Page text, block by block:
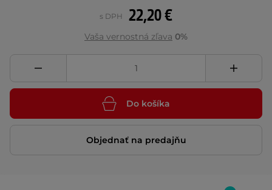
22,20 €
s DPH
Vaša vernostná zľava 0%
Do košíka
Objednať na predajňu